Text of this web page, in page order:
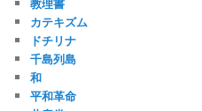
教理書
カテキズム
ドチリナ
千島列島
和
平和革命